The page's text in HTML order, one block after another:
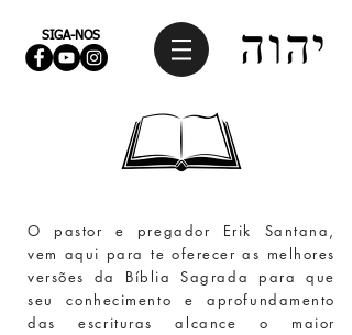
SIGA-NOS
O pastor e pregador Erik Santana,
vem aqui para te oferecer as melhores
versões da Bíblia Sagrada para que
seu conhecimento e aprofundamento
das escrituras alcance o maior